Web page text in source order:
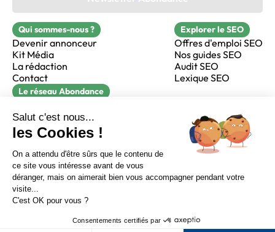
Sur LinkedIn Sur Youtube
Sur X Sur Facebook
Newsletter Abondance
Qui sommes-nous ?
Devenir annonceur
Kit Média
La rédaction
Contact
Explorer le SEO
Offres d'emploi SEO
Nos guides SEO
Audit SEO
Lexique SEO
Le réseau Abondance
Réacteur
alfie formation
CGV